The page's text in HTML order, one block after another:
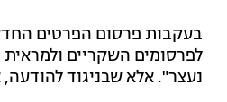
בעקבות פרסום הפרטים
לפרסומים השקריים
נעצר". אלא שבניגוד